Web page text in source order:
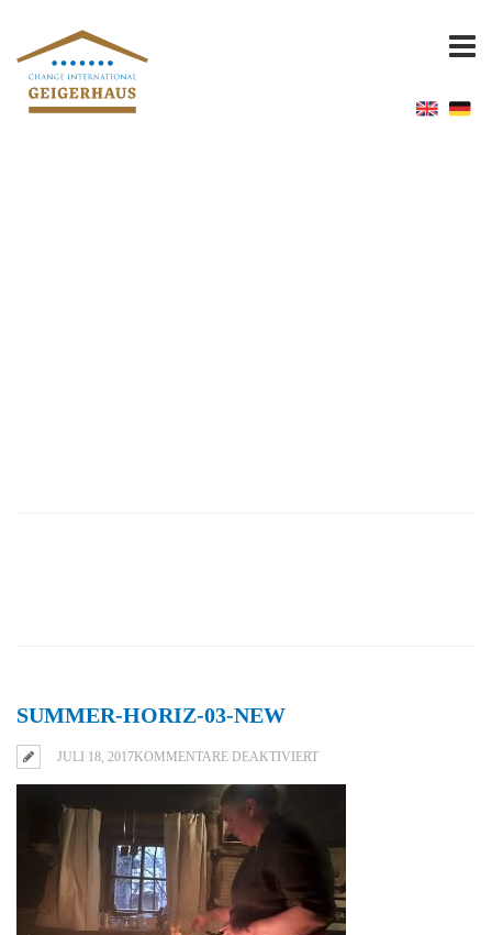
SUMMER-HORIZ-03-NEW
JULI 18, 2017KOMMENTARE DEAKTIVIERTFÜR
SUMMER-
NEW